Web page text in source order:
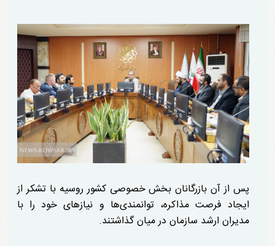
پس از آن بازرگانان بخش خصوصی کشور روسیه با تشکر از
ایجاد فرصت مذاکره، توانمندی‌ها و نیاز‌های خود را با
مدیران ارشد سازمان در میان گذاشتند.